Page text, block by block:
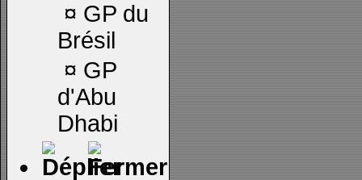
¤ GP du
Brésil
¤ GP
d'Abu
Dhabi